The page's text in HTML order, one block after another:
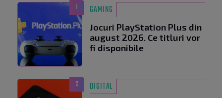
1 GAMING
Jocuri PlayStation Plus din
august 2026. Ce titluri vor
fi disponibile
2 DIGITAL